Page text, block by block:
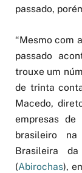
passado,
“Mesmo com
passado
trouxe um
de trinta
Macedo,
empresas de
brasileiro
Brasileira
(Abirochas),